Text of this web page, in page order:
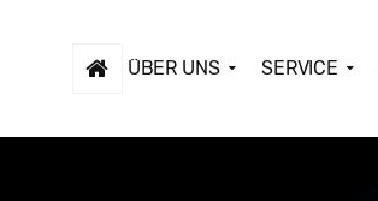
ÜBER UNS SERVICE